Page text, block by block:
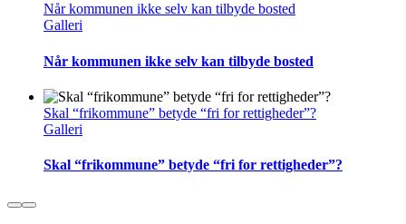
Når kommunen ikke selv kan tilbyde bosted
Galleri
Når kommunen ikke selv kan tilbyde bosted
Skal “frikommune” betyde “fri for rettigheder”?
Galleri
Skal “frikommune” betyde “fri for rettigheder”?